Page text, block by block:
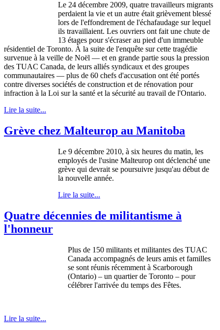
Le 24 décembre 2009, quatre travailleurs migrants
perdaient la vie et un autre était grièvement blessé
lors de l'effondrement de l'échafaudage sur lequel
ils travaillaient. Les ouvriers ont fait une chute de
13 étages pours'écraserau pied d'un immeuble
résidentiel de Toronto. À la suite de l'enquête sur cette tragédie
survenue à la veille de Noël — et en grande partie sous la pression
des TUAC Canada, de leurs alliés syndicaux et des groupes
communautaires — plus de 60 chefs d'accusation ont été portés
contre diverses sociétés de construction et de rénovation pour
infraction à la Loi surla santé et la sécurité au travail de l'Ontario.
Lire la suite...
Grève chez Malteurop au Manitoba
Le 9 décembre 2010, à six heures du matin, les
employés de l'usine Malteurop ont déclenché une
grève qui devrait se poursuivre jusqu'au début de
la nouvelle année.
Lire la suite...
Quatre décennies de militantisme à
l'honneur
Plus de 150 militants et militantes des TUAC
Canada accompagnés de leurs amis et familles
se sont réunis récemment à Scarborough
(Ontario) – un quartier de Toronto – pour
célébrer l'arrivée du temps des Fêtes.
Lire la suite...